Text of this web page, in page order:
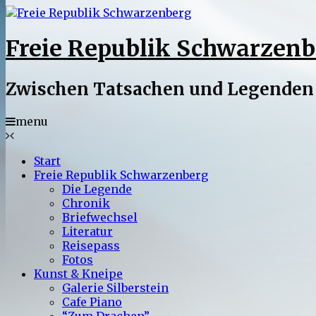
Freie Republik
Zwischen Tatsachen und Legenden
menu
Start
Freie Republik Schwarzenberg
Die Legende
Chronik
Briefwechsel
Literatur
Reisepass
Fotos
Kunst & Kneipe
Galerie Silberstein
Cafe Piano